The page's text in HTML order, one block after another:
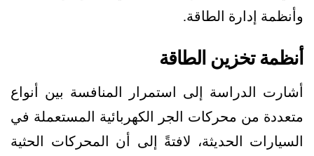
وأنظمة إدارة الطاقة.
أنظمة تخزين الطاقة
أشارت الدراسة إلى استمرار المنافسة بين أنواع
متعددة من محركات الجر الكهربائية المستعملة في
السيارات الحديثة، لافتةً إلى أن المحركات الحثية